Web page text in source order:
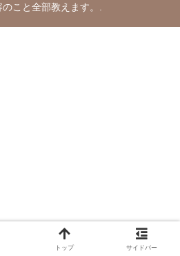
こと全部教えます。.
トップ サイドバー